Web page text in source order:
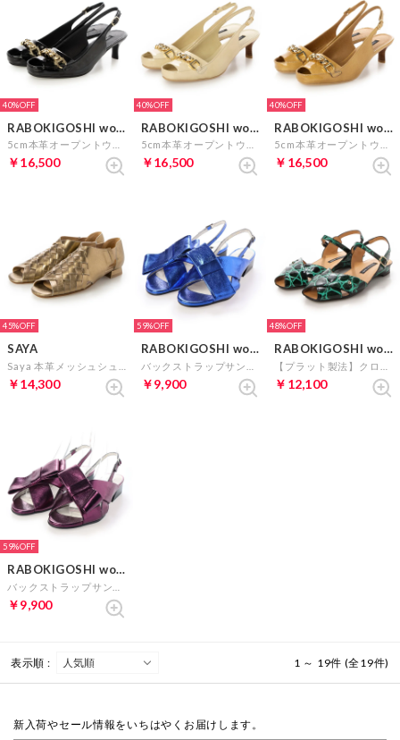
40%
RABOKIGOSHI works
￥16,500
40%
RABOKIGOSHI works
￥16,500
40%
RABOKIGOSHI works
￥16,500
45%
SAYA
￥14,300
59%
RABOKIGOSHI works
￥9,900
48%
RABOKIGOSHI works
￥12,100
59%
RABOKIGOSHI works
￥9,900
表示順 : 1 ～ 19件 (全19件)
新入荷やセール情報をいちはやくお届けします。